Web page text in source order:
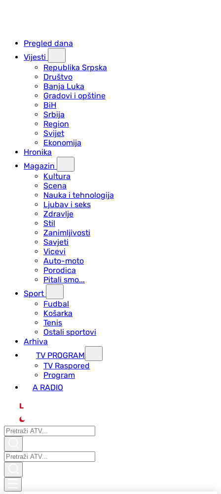
Pregled dana
Vijesti
Republika Srpska
Društvo
Banja Luka
Gradovi i opštine
BiH
Srbija
Region
Svijet
Ekonomija
Hronika
Magazin
Kultura
Scena
Nauka i tehnologija
Ljubav i seks
Zdravlje
Stil
Zanimljivosti
Savjeti
Vicevi
Auto-moto
Porodica
Pitali smo...
Sport
Fudbal
Košarka
Tenis
Ostali sportovi
Arhiva
TV PROGRAM
ТV Raspored
Program
A RADIO
L